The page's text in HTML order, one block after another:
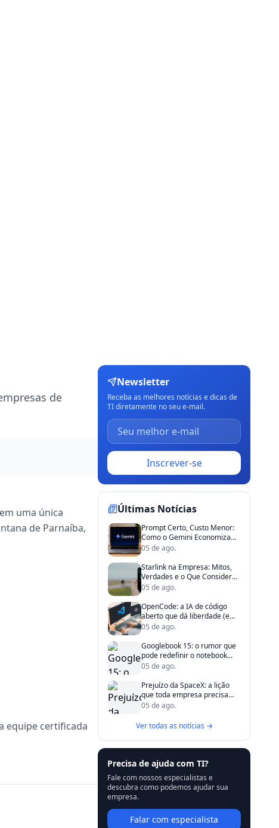
de
uma única
de Parnaíba,
equipe certificada
Newsletter
Receba as melhores notícias e dicas de
TI diretamente no seu e-mail.
Inscrever-se
Últimas Notícias
Prompt Certo, Custo Menor:
Como o Gemini Economiza
Tempo (e Dinheiro) da Sua
05 de ago.
Starlink na Empresa: Mitos,
Verdades e o Que Considerar
Antes de Investir
05 de ago.
OpenCode: a IA de código
aberto que dá liberdade (e
economia) ao seu time de TI
05 de ago.
Googlebook 15: o rumor que
pode redefinir o notebook
corporativo
05 de ago.
Prejuízo da SpaceX: a lição
que toda empresa precisa
aprender sobre promessas e
05 de ago.
Ver todas as notícias →
Precisa de ajuda com TI?
Fale com nossos especialistas e
descubra como podemos ajudar sua
empresa.
Falar com especialista